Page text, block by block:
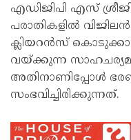
എഡിജിപി എസ്
പരാതികളിൽ
ക്ലിയറൻസ് കൊടുക്കാതെ
വയ്ക്കുന്ന
അതിനാണിപ്പോൾ
സംഭവിച്ചിരിക്കുന്നത്.